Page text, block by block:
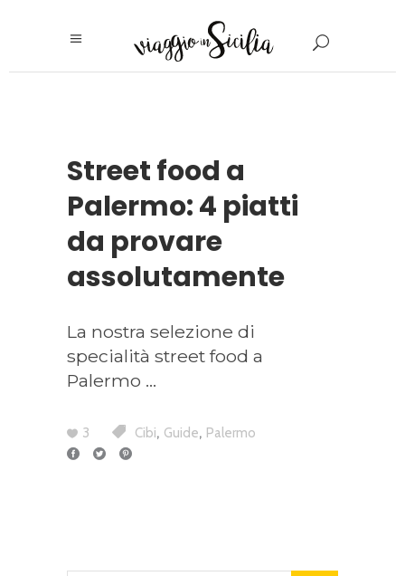
Street food a
Palermo: 4 piatti
da provare
assolutamente
La nostra selezione di
specialità street food a
Palermo
3 Cibi, Guide, Palermo